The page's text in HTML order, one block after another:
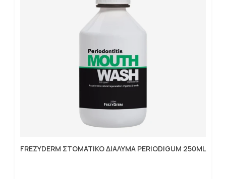
FREZYDERM ΣΤΟΜΑΤΙΚΟ ΔΙΑΛΥΜΑ PERIODIGUM 250ML